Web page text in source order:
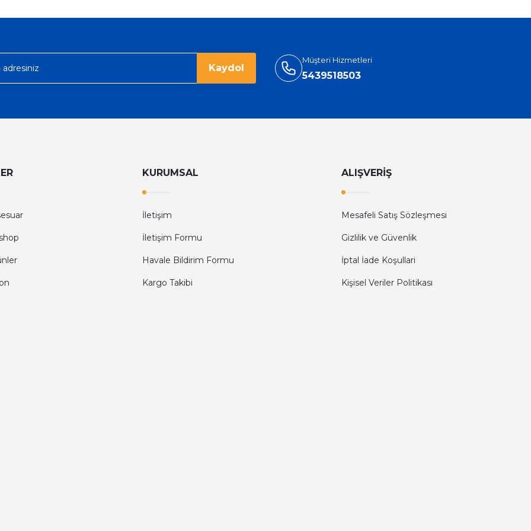
Kaydol
Müşteri Hizmetleri
5439518503
KURUMSAL
İletişim
İletişim Formu
Havale Bildirim Formu
Kargo Takibi
ALIŞVERİŞ
Mesafeli Satış Sözleşmesi
Gizlilik ve Güvenlik
İptal İade Koşullari
Kişisel Veriler Politikası